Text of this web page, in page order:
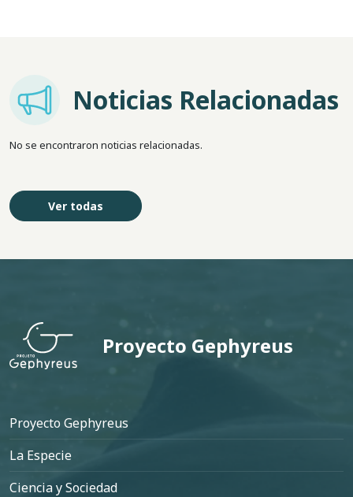
Imagem Noticias Relacionadas
No se encontraron noticias relacionadas.
Ver todas
Proyecto Gephyreus
Pie de página
Proyecto Gephyreus
La Especie
Ciencia y Sociedad